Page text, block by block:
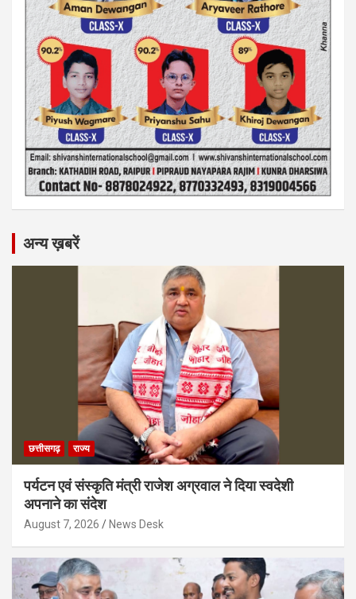
अन्य ख़बरें
छत्तीसगढ़ राज्य
पर्यटन एवं संस्कृति मंत्री राजेश अग्रवाल ने दिया स्वदेशी
अपनाने का संदेश
August 7, 2026 News Desk